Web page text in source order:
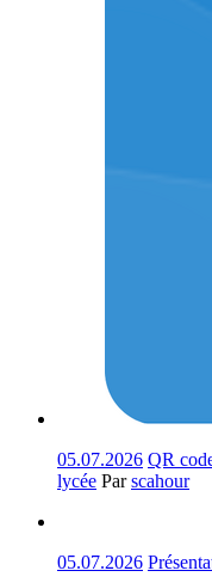
05.07.2026 QR
lycée Parscahour
05.07.2026